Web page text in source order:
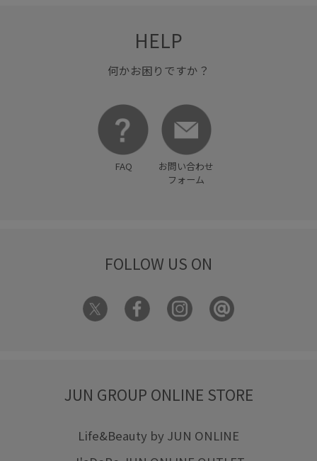
HELP
何かお困りですか？
FAQ
お問い合わせ
フォーム
FOLLOW US ON
JUN GROUP ONLINE STORE
Life&Beauty by JUN ONLINE